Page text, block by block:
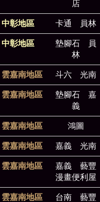
店
中彰地區 卡通 員林
中彰地區
墊腳石 員
林
雲嘉南地區 斗六 光南
雲嘉南地區
墊腳石 嘉
義
雲嘉南地區 鴻圖
雲嘉南地區 嘉義 光南
雲嘉南地區
嘉義 藝豐
漫畫便利屋
雲嘉南地區
台南 藝豐